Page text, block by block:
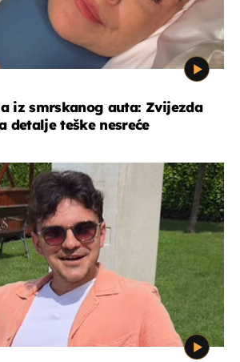
iz smrskanog auta: Zvijezda
teške nesreće